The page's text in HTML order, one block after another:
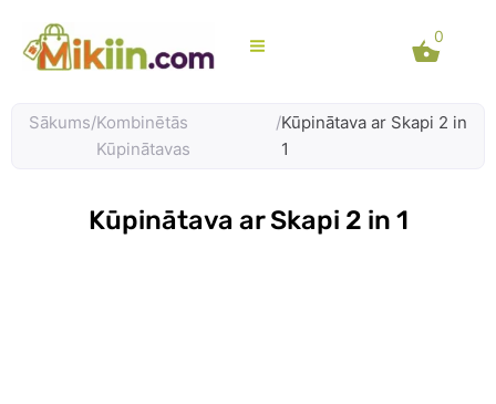
content
0
Sākums/Kombinētās
Kūpinātavas
/Kūpinātava ar Skapi 2 in
1
Kūpinātava ar Skapi 2 in 1